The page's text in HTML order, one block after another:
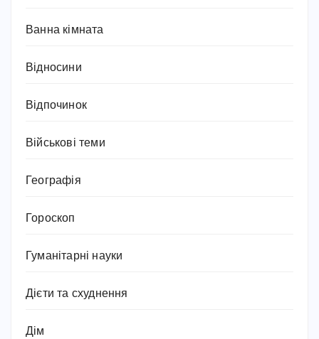
Ванна кімната
Відносини
Відпочинок
Військові теми
Географія
Гороскоп
Гуманітарні науки
Дієти та схуднення
Дім